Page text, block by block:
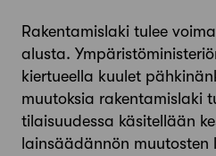
Rakentamislaki tulee
alusta.
kiertueella kuulet
muutoksia rakentamislaki
tilaisuudessa käsitellään
lainsäädännön